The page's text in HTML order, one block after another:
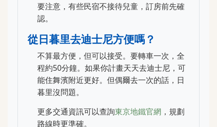
要注意，有些民宿不接待兒童，訂房前先確
認。
從日暮里去迪士尼方便嗎？
不算最方便，但可以接受。要轉車一次，全
程約50分鐘。如果你計畫天天去迪士尼，可
能住舞濱附近更好。但偶爾去一次的話，日
暮里沒問題。
更多交通資訊可以查詢東京地鐵官網 ，規劃
路線時更準確。